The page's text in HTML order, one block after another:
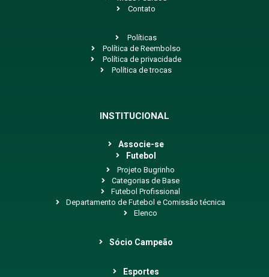
Contato
Políticas
Política de Reembolso
Política de privacidade
Política de trocas
INSTITUCIONAL
Associe-se
Futebol
Projeto Bugrinho
Categorias de Base
Futebol Profissional
Departamento de Futebol e Comissão técnica
Elenco
Sócio Campeão
Esportes